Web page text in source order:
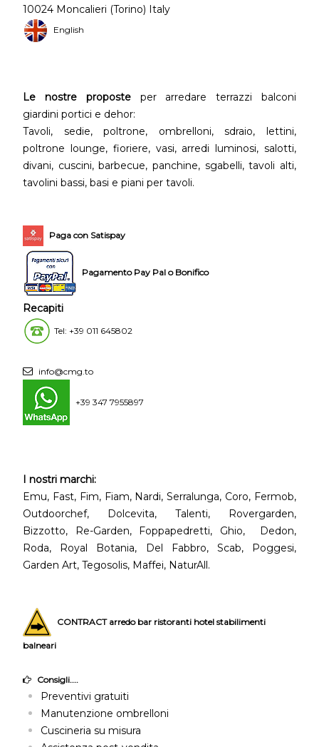
10024 Moncalieri (Torino) Italy
English
Le nostre proposteper arredare terrazzi balconi
giardini portici e dehor:
Tavoli, sedie, poltrone, ombrelloni, sdraio, lettini,
poltrone lounge, fioriere, vasi, arredi luminosi, salotti,
divani, cuscini, barbecue, panchine, sgabelli, tavoli alti,
tavolini bassi, basi e piani per tavoli.
Paga con Satispay
Pagamento Pay Pal o Bonifico
Recapiti
Tel: +39 011 645802
info@cmg.to
+39 347 7955897
I nostri marchi:
Emu, Fast, Fim, Fiam, Nardi, Serralunga, Coro, Fermob,
Outdoorchef, Dolcevita, Talenti, Rovergarden,
Bizzotto, Re-Garden, Foppapedretti, Ghio, Dedon,
Roda, Royal Botania, Del Fabbro, Scab, Poggesi,
Garden Art, Tegosolis, Maffei, NaturAll.
CONTRACT arredo bar ristoranti hotel stabilimenti
balneari
Consigli....
Preventivi gratuiti
Manutenzione ombrelloni
Cuscineria su misura